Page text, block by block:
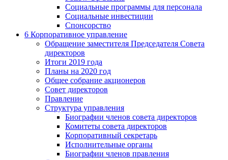
Социальные программы для персонала
Социальные инвестиции
Спонсорство
6 Корпоративное управление
Обращение заместителя Председателя Совета
директоров
Итоги 2019 года
Планы на 2020 год
Общее собрание акционеров
Совет директоров
Правление
Структура управления
Биографии членов совета директоров
Комитеты совета директоров
Корпоративный секретарь
Исполнительные органы
Биографии членов правления